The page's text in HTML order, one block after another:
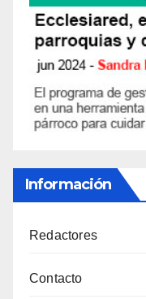
Información
Redactores
Contacto